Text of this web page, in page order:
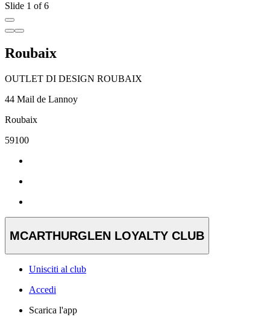
Slide 1 of 6
Roubaix
OUTLET DI DESIGN ROUBAIX
44 Mail de Lannoy
Roubaix
59100
MCARTHURGLEN LOYALTY CLUB
Unisciti al club
Accedi
Scarica l'app